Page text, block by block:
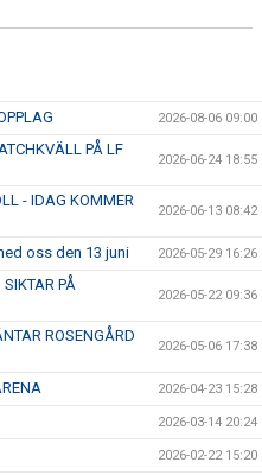
2026-08-06 09:00
PÅ LF
2026-06-24 18:55
- IDAG KOMMER
2026-06-13 08:42
oss den 13 juni 2026-05-29 16:26
PÅ
2026-05-22 09:36
ROSENGÅRD
2026-05-06 17:38
2026-04-23 15:28
2026-03-14 20:24
2026-02-22 15:20